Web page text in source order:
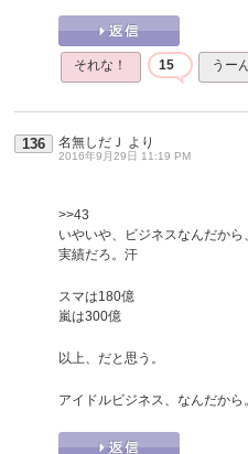
それな！ 15 うー
136 名無しだＪ より
2016年9月29日 11:19 PM
>>43
いやいや、ビジネスなんだから、
実績だろ。汗
スマは180億
嵐は300億
以上、だと思う。
アイドルビジネス、なんだから。